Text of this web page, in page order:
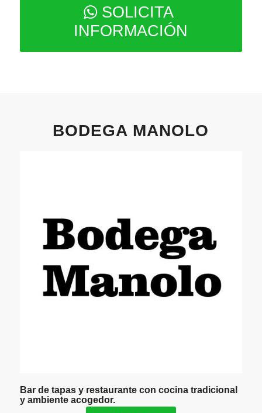
SOLICITA
INFORMACIÓN
BODEGA MANOLO
Bar de tapas y restaurante con cocina tradicional
y ambiente acogedor.